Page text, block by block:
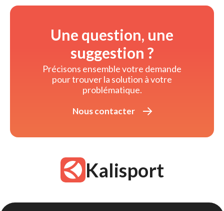
Une question, une
suggestion ?
Précisons ensemble votre demande
pour trouver la solution à votre
problématique.
Nous contacter
Kalisport